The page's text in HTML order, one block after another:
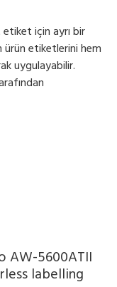
için ayrı bir
ürün etiketlerini hem
uygulayabilir.
AW-5600ATII
labelling